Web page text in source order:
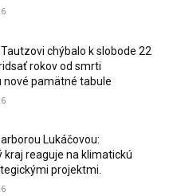
chýbalo k slobode 22
rokov od smrti
nové pamätné tabule
Lukáčovou:
kraj reaguje na klimatickú
projektmi.